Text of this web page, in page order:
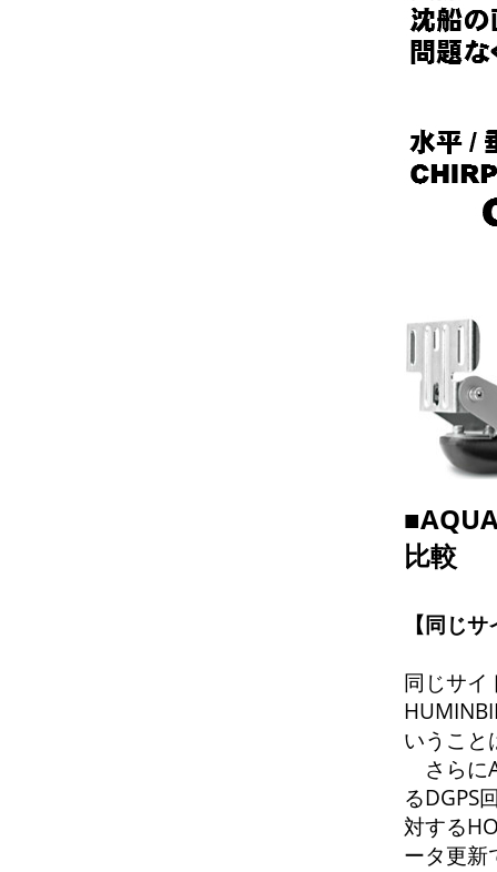
比較
【同じ
同じサイ
いうこと
さらに
るDGPS
対する
ータ更新